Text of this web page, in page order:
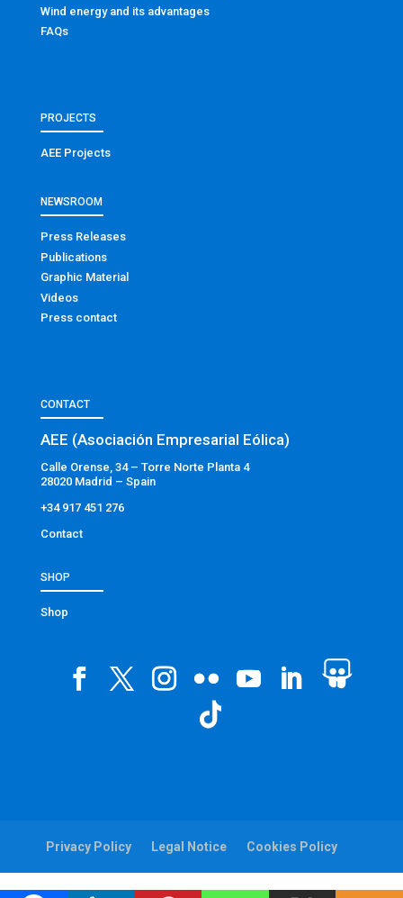
Wind energy and its advantages
FAQs
PROJECTS
AEE Projects
NEWSROOM
Press Releases
Publications
Graphic Material
Videos
Press contact
CONTACT
AEE (Asociación Empresarial Eólica)
Calle Orense, 34 – Torre Norte Planta 4
28020 Madrid – Spain
+34 917 451 276
Contact
SHOP
Shop
Privacy Policy Legal Notice Cookies Policy